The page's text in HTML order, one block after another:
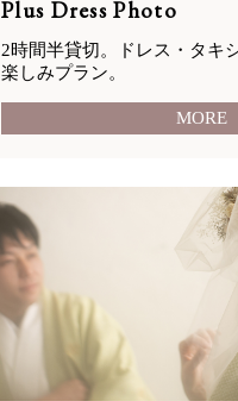
Plus Dress Photo
2時間半貸切。ドレス・タキ
楽しみプラン。
MORE